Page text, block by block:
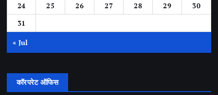
24
25 26 27 28 29
30
31
« Jul
कॉरपरेट ऑफिस